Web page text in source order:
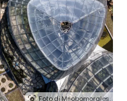
Foto di Mriobomorales.